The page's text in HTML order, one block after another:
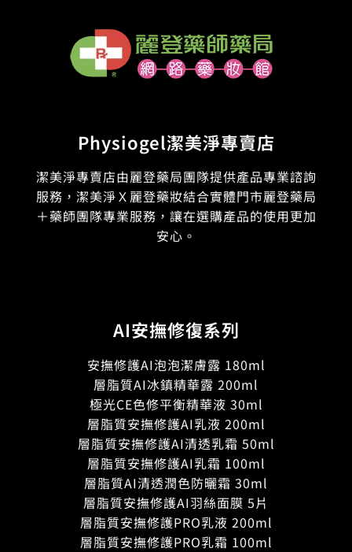
Physiogel潔美淨專賣店
潔美淨專賣店由麗登藥局團隊提供產品專業諮詢
服務，潔美淨Ｘ麗登藥妝結合實體門市麗登藥局
＋藥師團隊專業服務，讓在選購產品的使用更加
安心。
AI安撫修復系列
安撫修護AI泡泡潔膚露 180ml
層脂質AI冰鎮精華露 200ml
極光CE色修平衡精華液 30ml
層脂質安撫修護AI乳液 200ml
層脂質安撫修護AI清透乳霜 50ml
層脂質安撫修護AI乳霜 100ml
層脂質AI清透潤色防曬霜 30ml
層脂質安撫修護AI羽絲面膜 5片
層脂質安撫修護PRO乳液 200ml
層脂質安撫修護PRO乳霜 100ml